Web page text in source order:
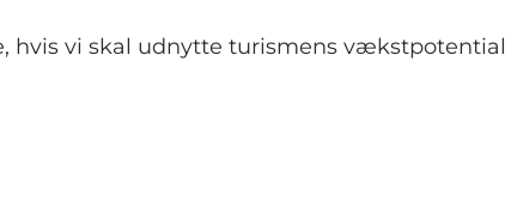
hvis vi skal udnytte turismens